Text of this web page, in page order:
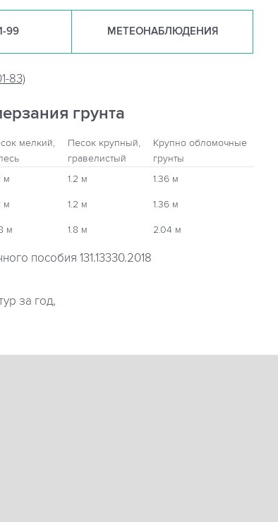
99 МЕТЕОНАБЛЮДЕНИЯ
83)
грунта
мелкий,
Песок крупный,
гравелистый
Крупно обломочные
грунты
м 1.2 м 1.36 м
м 1.2 м 1.36 м
м 1.8 м 2.04 м
пособия 131.13330.2018
за год,